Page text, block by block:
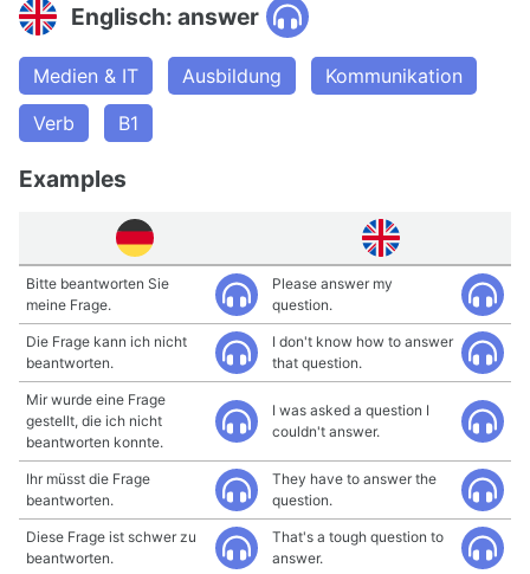
Englisch: answer
Medien & IT Ausbildung
Kommunikation
Verb
B1
Examples
Bitte beantworten Sie
meine Frage.
Please answer my
question.
Die Frage kann ich nicht
beantworten.
I don't know how to answer
that question.
Mir wurde eine Frage
gestellt, die ich nicht
beantworten konnte.
I was asked a question I
couldn't answer.
Ihr müsst die Frage
beantworten.
They have to answer the
question.
Diese Frage ist schwer zu
beantworten.
That's a tough question to
answer.